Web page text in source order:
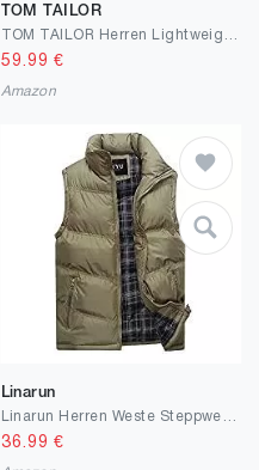
TOM TAILOR
59.99 €
Amazon
Linarun
36.99 €